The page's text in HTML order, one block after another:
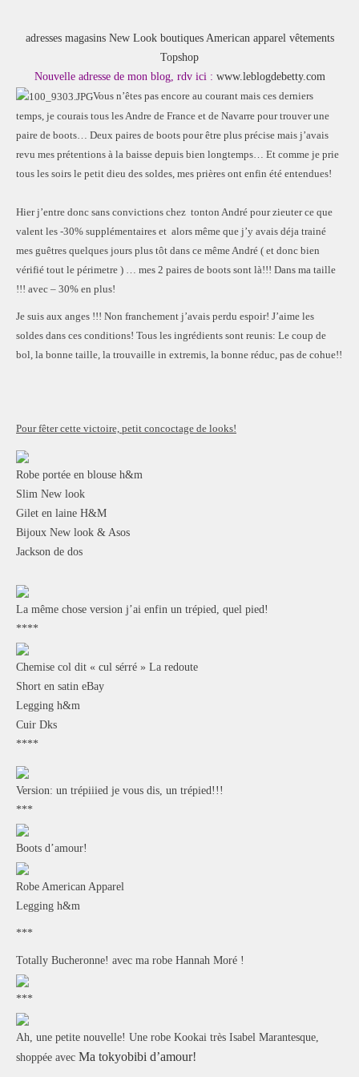
VOYAGES
LOOKBOOK
RECHERCHE
ARCHIVES
adresses magasins New Look boutiques American apparel vêtements
Topshop
Nouvelle adresse de mon blog, rdv ici : www.leblogdebetty.com
Vous n’êtes pas encore au courant mais ces derniers
temps, je courais tous les Andre de France et de Navarre pour trouver une
paire de boots… Deux paires de boots pour être plus précise mais j’avais
revu mes prétentions à la baisse depuis bien longtemps… Et comme je prie
tous les soirs le petit dieu des soldes, mes prières ont enfin été entendues!
Hier j’entre donc sans convictions chez tonton André pour zieuter ce que
valent les -30% supplémentaires et alors même que j’y avais déja trainé
mes guêtres quelques jours plus tôt dans ce même André ( et donc bien
vérifié tout le périmetre ) … mes 2 paires de boots sont là!!! Dans ma taille
!!! avec – 30% en plus!
Je suis aux anges !!! Non franchement j’avais perdu espoir! J’aime les
soldes dans ces conditions! Tous les ingrédients sont reunis: Le coup de
bol, la bonne taille, la trouvaille in extremis, la bonne réduc, pas de cohue!!
Pour fêter cette victoire, petit concoctage de looks!
Robe portée en blouse h&m
Slim New look
Gilet en laine H&M
Bijoux New look & Asos
Jackson de dos
La même chose version j’ai enfin un trépied, quel pied!
****
Chemise col dit « cul sérré » La redoute
Short en satin eBay
Legging h&m
Cuir Dks
****
Version: un trépiiied je vous dis, un trépied!!!
***
Boots d’amour!
Robe American Apparel
Legging h&m
***
Totally Bucheronne! avec ma robe Hannah Moré !
***
Ah, une petite nouvelle! Une robe Kookai très Isabel Marantesque,
shoppée avec Ma tokyobibi d’amour!